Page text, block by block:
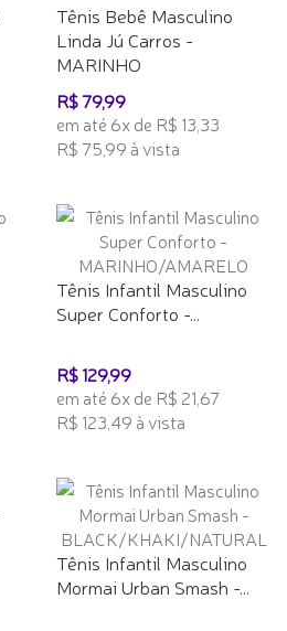
Tênis Bebê Masculino
Linda Jú Carros -
MARINHO
R$ 79,99
em até 6x de R$ 13,33
R$ 75,99 à vista
Tênis Infantil Masculino
Super Conforto -...
R$ 129,99
em até 6x de R$ 21,67
R$ 123,49 à vista
Tênis Infantil Masculino
Mormai Urban Smash -...